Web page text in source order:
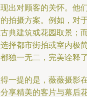
出对顾客的关怀。他
拍摄方案。例如，对
典建筑或花园取景；
择都市街拍或室内极
独一无二，完美诠释
一提的是，薇薇摄影
享精美的客片与幕后